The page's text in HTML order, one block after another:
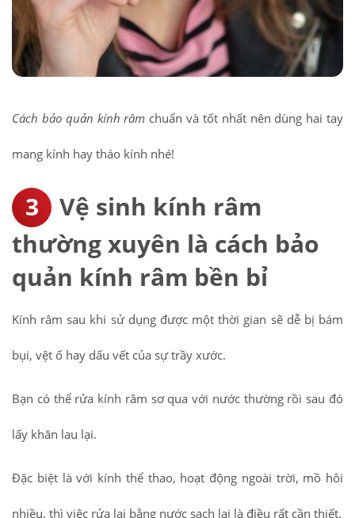
Cách bảo quản kính râm chuẩn và tốt nhất nên dùng hai tay
mang kính hay tháo kính nhé!
Vệ sinh kính râm
thường xuyên là cách bảo
quản kính râm bền bỉ
Kính râm sau khi sử dụng được một thời gian sẽ dễ bị bám
bụi, vệt ố hay dấu vết của sự trầy xước.
Bạn có thể rửa kính râm sơ qua với nước thường rồi sau đó
lấy khăn lau lại.
Đặc biệt là với kính thể thao, hoạt động ngoài trời, mồ hôi
nhiều, thì việc rửa lại bằng nước sạch lại là điều rất cần thiết.